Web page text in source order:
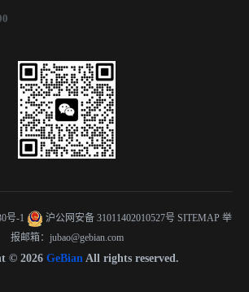
号-1 沪公网安备 31011402010527号 SITEMAP 举
报邮箱：jubao@gebian.com
© 2026 GeBianAll rights reserved.